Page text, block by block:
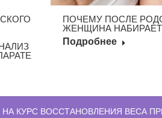
ПОЧЕМУ ПОСЛЕ
ЖЕНЩИНА НАБИРАЕТ
Подробнее
НА КУРС ВОССТАНОВЛЕНИЯ ВЕСА